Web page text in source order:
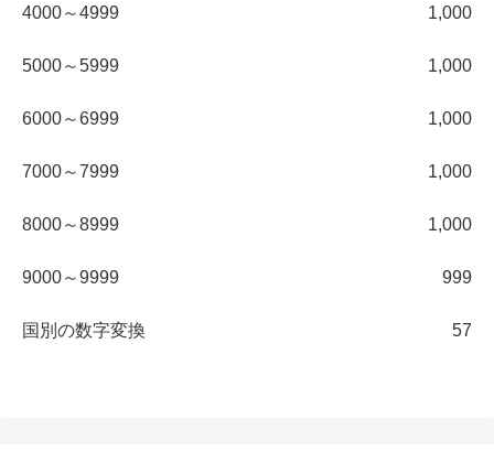
4000～4999 1,000
5000～5999 1,000
6000～6999 1,000
7000～7999 1,000
8000～8999 1,000
9000～9999 999
国別の数字変換 57